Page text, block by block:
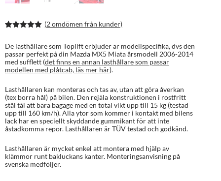
baserat på
kundrecens
ioner
(2omdömen från kunder)
De lasthållare som Toplift erbjuder är modellspecifika, dvs den
passar perfekt på din Mazda MX5 Miata årsmodell 2006-2014
med sufflett (det finns en annan lasthållare som passar
modellen med plåtcab, läs mer här).
Lasthållaren kan monteras och tas av, utan att göra åverkan
(tex borra hål) på bilen. Den rejäla konstruktionen i rostfritt
stål tål att bära bagage med en total vikt upp till 15 kg (testad
upp till 160 km/h). Alla ytor som kommer i kontakt med bilens
lack har en speciellt skyddande gummikant för att inte
åstadkomma repor. Lasthållaren är TÜV testad och godkänd.
Lasthållaren är mycket enkel att montera med hjälp av
klämmor runt bakluckans kanter. Monteringsanvisning på
svenska medföljer.